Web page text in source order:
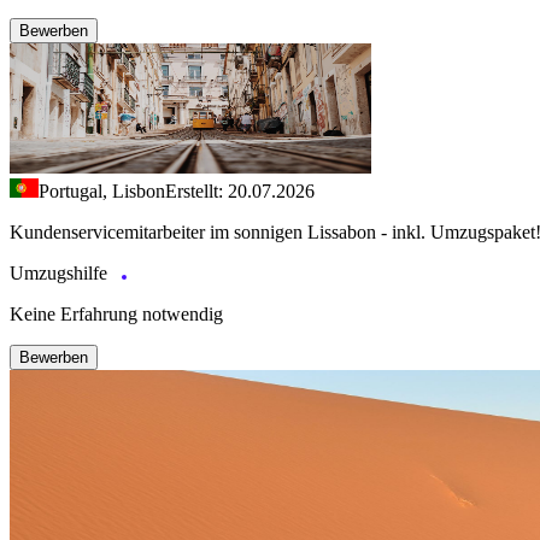
Bewerben
Portugal, LisbonErstellt: 20.07.2026
Kundenservicemitarbeiter im sonnigen Lissabon - inkl. Umzugspaket!
Umzugshilfe
Keine Erfahrung notwendig
Bewerben